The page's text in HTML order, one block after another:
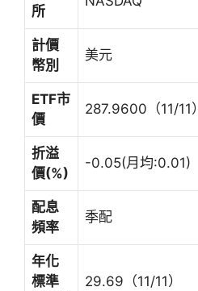
所
計價
幣別
美元
ETF市
價
287.9600（11/11）
折溢
價(%)
-0.05(月均:0.01)
配息
頻率
季配
年化
標準
29.69（11/11）